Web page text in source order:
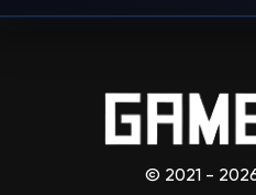
© 2021 -